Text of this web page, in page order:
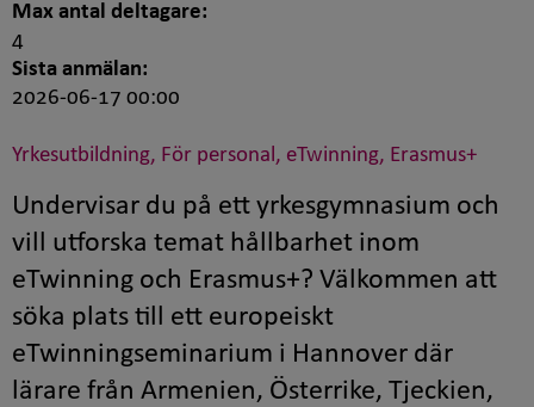
Max antal deltagare:
4
Sista anmälan:
2026-06-17 00:00
Yrkesutbildning, För personal, eTwinning, Erasmus+
Undervisar du på ett yrkesgymnasium och
vill utforska temat hållbarhet inom
eTwinning och Erasmus+? Välkommen att
söka plats till ett europeiskt
eTwinningseminarium i Hannover där
lärare från Armenien, Österrike, Tjeckien,